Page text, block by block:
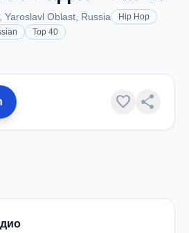
Yaroslavl Oblast, Russia
Hip Hop
Top 40
favorite share